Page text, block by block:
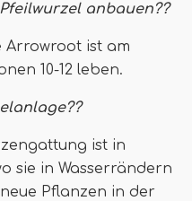
anbauen??
Arrowroot ist am
10-12 leben.
ist in
sie in Wasserrändern
Pflanzen in der